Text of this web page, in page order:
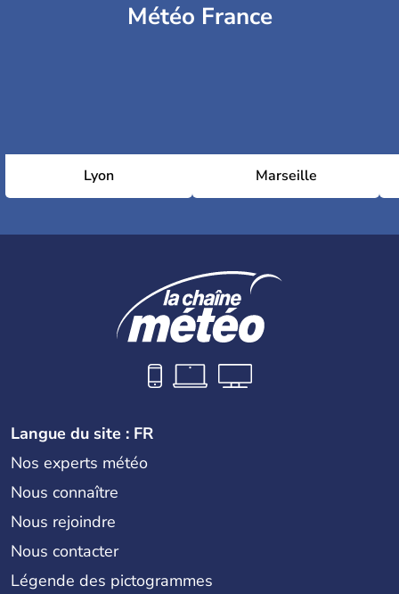
Météo France
Lyon Marseille
Langue du site : FR
Nos experts météo
Nous connaître
Nous rejoindre
Nous contacter
Légende des pictogrammes